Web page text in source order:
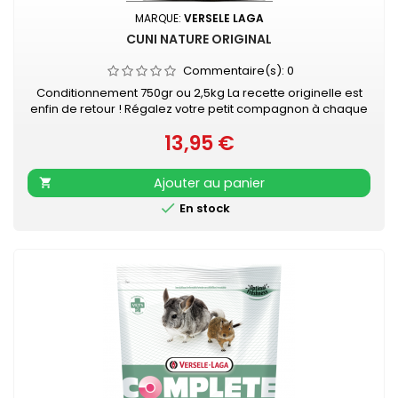
MARQUE: VERSELE LAGA
CUNI NATURE ORIGINAL
Commentaire(s): 0
Conditionnement 750gr ou 2,5kg La recette originelle est
enfin de retour ! Régalez votre petit compagnon à chaque
être en bonne santé grâce au mélange Versele-Laga
Nature Original Cuni. Cette recette a été spécialement
élaborée pour répondre aux besoins nutritionnels des
lapins et est préparée...
Prix
13,95 €

Ajouter au panier
 En stock